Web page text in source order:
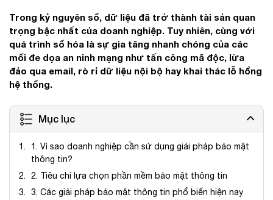
Trong kỷ nguyên số, dữ liệu đã trở thành tài sản quan
trọng bậc nhất của doanh nghiệp. Tuy nhiên, cùng với
quá trình số hóa là sự gia tăng nhanh chóng của các
mối đe dọa an ninh mạng như tấn công mã độc, lừa
đảo qua email, rò rỉ dữ liệu nội bộ hay khai thác lỗ hổng
hệ thống.
Mục lục
1. Vì sao doanh nghiệp cần sử dụng giải pháp bảo mật
thông tin?
2. Tiêu chí lựa chọn phần mềm bảo mật thông tin
3. Các giải pháp bảo mật thông tin phổ biến hiện nay